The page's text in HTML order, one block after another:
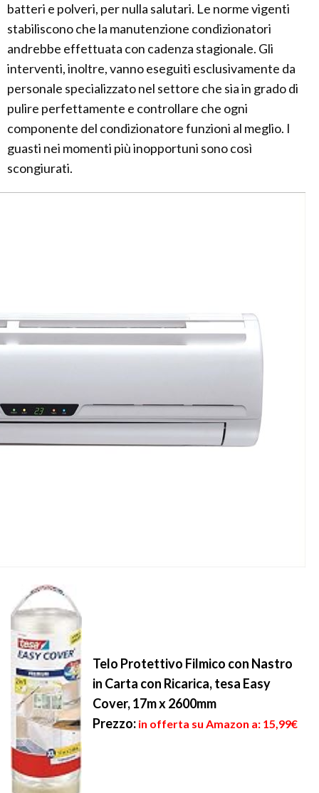
batteri e polveri, per nulla salutari. Le norme vigenti
stabiliscono che la manutenzione condizionatori
andrebbe effettuata con cadenza stagionale. Gli
interventi, inoltre, vanno eseguiti esclusivamente da
personale specializzato nel settore che sia in grado di
pulire perfettamente e controllare che ogni
componente del condizionatore funzioni al meglio. I
guasti nei momenti più inopportuni sono così
scongiurati.
Telo Protettivo Filmico con Nastro
in Carta con Ricarica, tesa Easy
Cover, 17m x 2600mm
Prezzo: in offerta su Amazon a: 15,99€